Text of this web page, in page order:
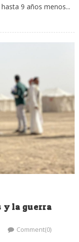
9 años menos...
y la guerra
Comment(0)